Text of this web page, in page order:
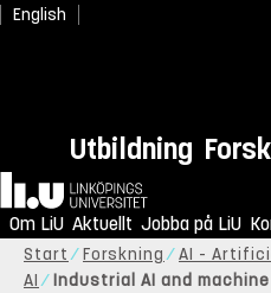
English
Utbildning
Hem
Om LiU Aktuellt Jobba på LiU
Start Forskning AI -
AI
Industrial AI and